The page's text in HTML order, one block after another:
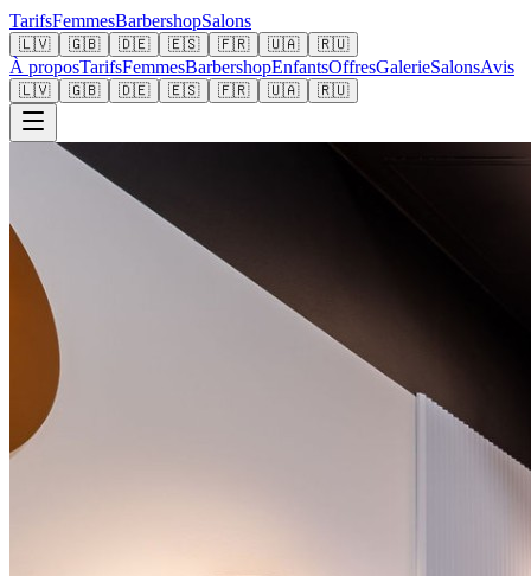
TarifsFemmesBarbershopSalons
🇱🇻 🇬🇧 🇩🇪 🇪🇸 🇫🇷 🇺🇦 🇷🇺
À proposTarifsFemmesBarbershopEnfantsOffresGalerieSalonsAvis
🇱🇻 🇬🇧 🇩🇪 🇪🇸 🇫🇷 🇺🇦 🇷🇺